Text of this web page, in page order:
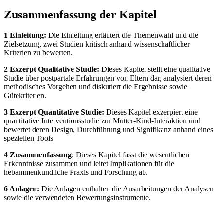
Zusammenfassung der Kapitel
1 Einleitung: Die Einleitung erläutert die Themenwahl und die
Zielsetzung, zwei Studien kritisch anhand wissenschaftlicher
Kriterien zu bewerten.
2 Exzerpt Qualitative Studie: Dieses Kapitel stellt eine qualitative
Studie über postpartale Erfahrungen von Eltern dar, analysiert deren
methodisches Vorgehen und diskutiert die Ergebnisse sowie
Gütekriterien.
3 Exzerpt Quantitative Studie: Dieses Kapitel exzerpiert eine
quantitative Interventionsstudie zur Mutter-Kind-Interaktion und
bewertet deren Design, Durchführung und Signifikanz anhand eines
speziellen Tools.
4 Zusammenfassung: Dieses Kapitel fasst die wesentlichen
Erkenntnisse zusammen und leitet Implikationen für die
hebammenkundliche Praxis und Forschung ab.
6 Anlagen: Die Anlagen enthalten die Ausarbeitungen der Analysen
sowie die verwendeten Bewertungsinstrumente.